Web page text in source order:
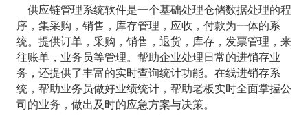
供应链管理系统软件是一个基础处理仓储数据处理的程
序，集采购，销售，库存管理，应收，付款为一体的系
统。提供订单，采购，销售，退货，库存，发票管理，来
往账单，业务员等管理。帮助企业处理日常的进销存业
务，还提供了丰富的实时查询统计功能。在线进销存系
统，帮助业务员做好业绩统计，帮助老板实时全面掌握公
司的业务，做出及时的应急方案与决策。